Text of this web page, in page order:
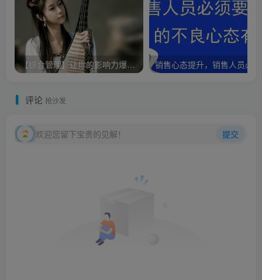
【综合管理】让你的影响力爆棚-突破性领导力（4集）
评论 抢沙发
欢迎您留下宝贵的见解！ 提交